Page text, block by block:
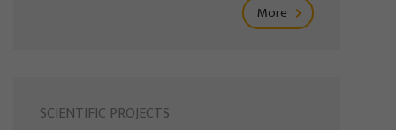
More
SCIENTIFIC PROJECTS